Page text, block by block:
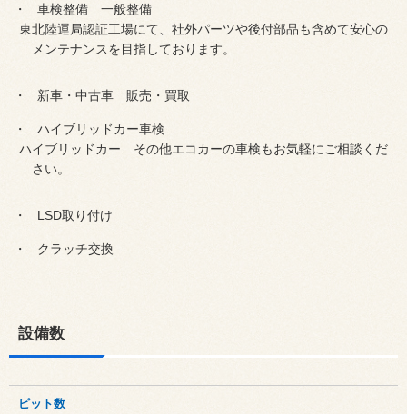
車検整備 一般整備
東北陸運局認証工場にて、社外パーツや後付部品も含めて安心の
メンテナンスを目指しております。
新車・中古車 販売・買取
ハイブリッドカー車検
ハイブリッドカー その他エコカーの車検もお気軽にご相談くだ
さい。
LSD取り付け
クラッチ交換
設備数
ピット数